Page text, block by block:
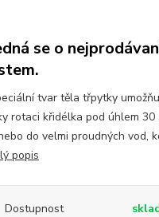
se o
tvar těla třpytky
rotaci křidélka pod úhlem
do velmi proudných vod,
popis
Dostupnost